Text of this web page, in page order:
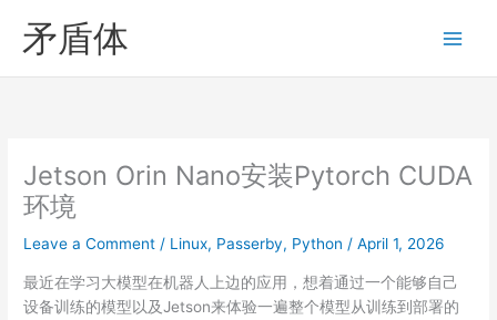
content
矛盾体
Jetson Orin Nano安装Pytorch CUDA
环境
Leave a Comment / Linux, Passerby, Python /April 1, 2026
最近在学习大模型在机器人上边的应用，想着通过一个能够自己
设备训练的模型以及Jetson来体验一遍整个模型从训练到部署的